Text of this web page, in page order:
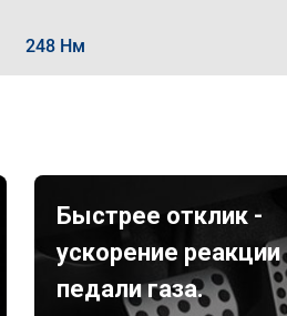
248 Нм
Быстрее отклик -
ускорение реакции
педали газа.